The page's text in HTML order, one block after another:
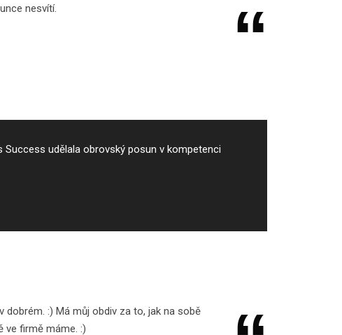
nesvítí.
udělala obrovský posun v kompetenci
dobrém. :) Má můj obdiv za to, jak na sobě
ve firmě máme. :)